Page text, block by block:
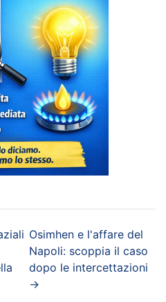
Osimhen e l'affare del
Napoli: scoppia il caso
dopo le intercettazioni
→